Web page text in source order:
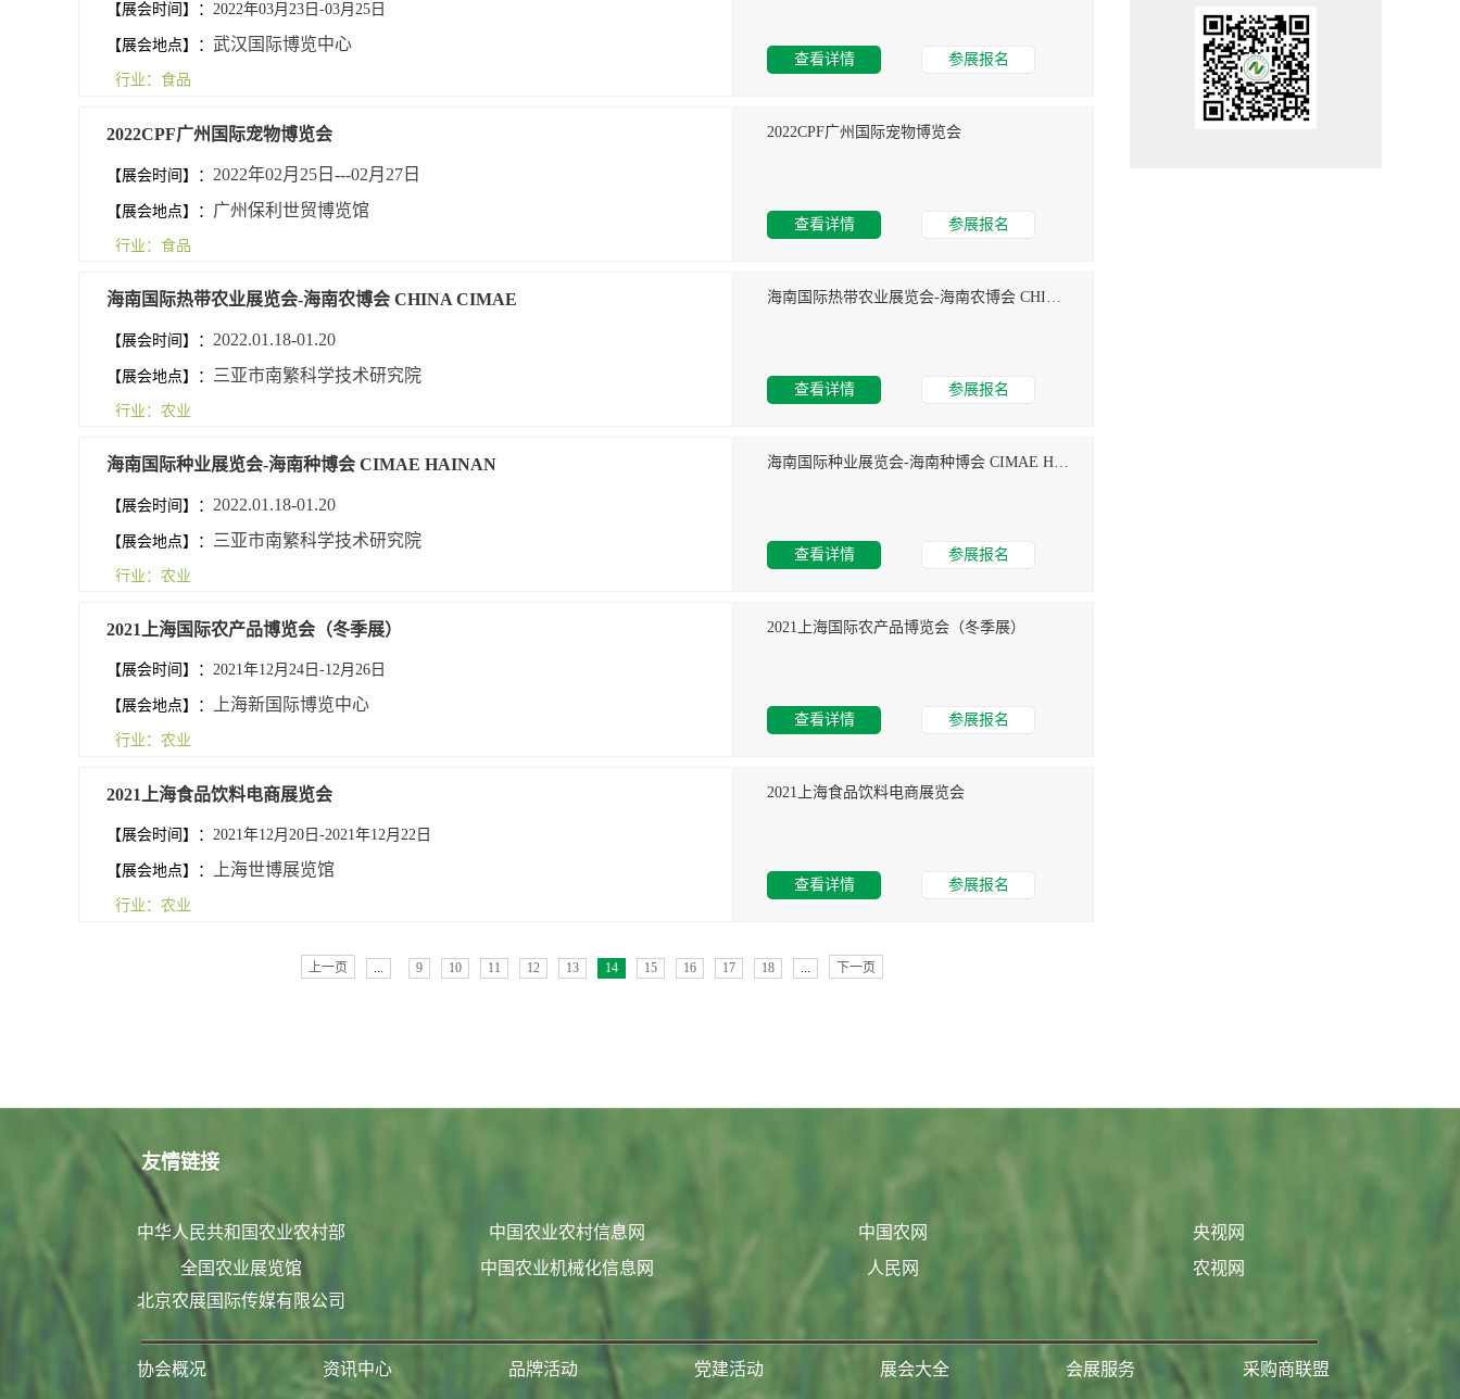
【展会时间】： 2022年03月23日-03月25日
【展会地点】： 武汉国际博览中心
行业：食品
查看详情 参展报名
2022CPF广州国际宠物博览会
【展会时间】： 2022年02月25日---02月27日
【展会地点】： 广州保利世贸博览馆
行业：食品
2022CPF广州国际宠物博览会
查看详情 参展报名
海南国际热带农业展览会-海南农博会 CHINA CIMAE
【展会时间】： 2022.01.18-01.20
【展会地点】： 三亚市南繁科学技术研究院
行业：农业
海南国际热带农业展览会-海南农博会 CHINA CIMAE
查看详情 参展报名
海南国际种业展览会-海南种博会 CIMAE HAINAN
【展会时间】： 2022.01.18-01.20
【展会地点】： 三亚市南繁科学技术研究院
行业：农业
海南国际种业展览会-海南种博会 CIMAE HAINAN
查看详情 参展报名
2021上海国际农产品博览会（冬季展）
【展会时间】： 2021年12月24日-12月26日
【展会地点】： 上海新国际博览中心
行业：农业
2021上海国际农产品博览会（冬季展）
查看详情 参展报名
2021上海食品饮料电商展览会
【展会时间】： 2021年12月20日-2021年12月22日
【展会地点】： 上海世博展览馆
行业：农业
2021上海食品饮料电商展览会
查看详情 参展报名
上一页 ... 9 10 11 12 13 14 15 16 17 18 ... 下一页
友情链接
中华人民共和国农业农村部
全国农业展览馆
北京农展国际传媒有限公司
中国农业农村信息网
中国农业机械化信息网
中国农网
人民网
央视网
农视网
协会概况 资讯中心 品牌活动 党建活动 展会大全 会展服务 采购商联盟